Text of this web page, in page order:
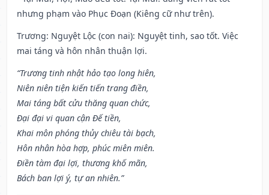
nhưng phạm vào Phục Đoạn (Kiêng cữ như trên).
Trương: Nguyệt Lộc (con nai): Nguyệt tinh, sao tốt. Việc
mai táng và hôn nhân thuận lợi.
“Trương tinh nhật hảo tạo long hiên,
Niên niên tiện kiến tiến trang điền,
Mai táng bất cửu thăng quan chức,
Đại đại vi quan cận Đế tiền,
Khai môn phóng thủy chiêu tài bạch,
Hôn nhân hòa hợp, phúc miên miên.
Điền tàm đại lợi, thương khố mãn,
Bách ban lợi ý, tự an nhiên.”